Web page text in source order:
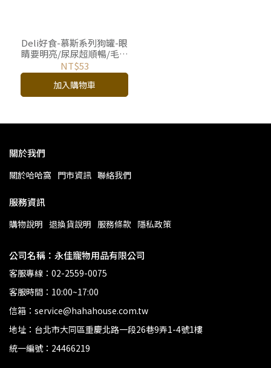
Deli好食-慕斯系列狗罐-眼
睛要明亮/尿尿超順暢/毛球
清光光/關節好健壯/心臟很
健康(110g/罐)
NT$53
加入購物車
關於我們
關於哈哈窩 門市資訊 聯絡我們
服務資訊
購物說明 退換貨說明 服務條款 隱私政策
公司名稱：永佳寵物用品有限公司
客服專線：02-2559-0075
客服時間：10:00~17:00
信箱：service@hahahouse.com.tw
地址：台北市大同區重慶北路一段26巷9弄1-4號1樓
統一編號：24466219